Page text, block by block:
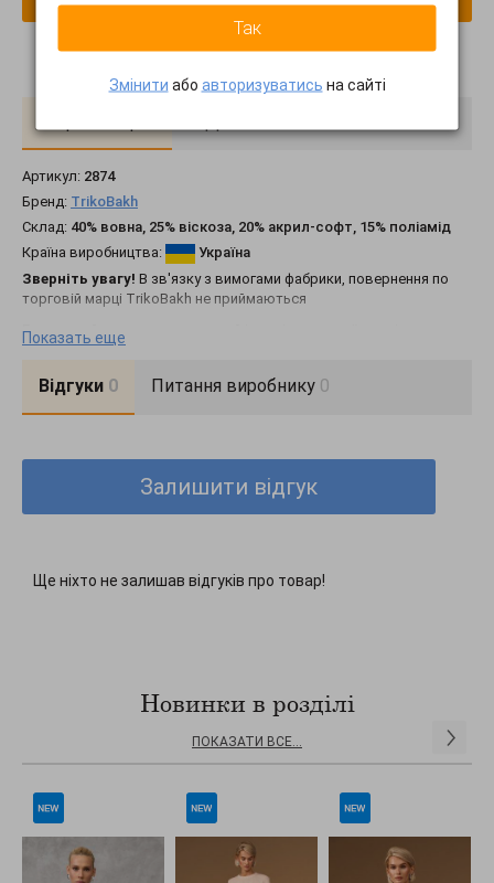
Артикул: 2874
Бренд: TrikoBakh
Склад: 40% вовна, 25% віскоза, 20% акрил-софт, 15% поліамід
Країна виробництва:
Україна
Зверніть увагу! В зв'язку з вимогами фабрики, повернення по
торговій марці TrikoBakh не приймаються
Елегантний светр виготовлений із напіввовняної пряжі, у
гладкому плетінні середньої щільності. Високий комір-хомут
видовжує силует.
Довжина 61 - 64 см (+- 2 см).
Довжина рукава 53 см + ширина плеча 15 - 17 см.
Показать еще
Відгуки 0 Питання виробнику 0
Залишити відгук
Ще ніхто не залишав відгуків про товар!
Новинки в розділі
ПОКАЗАТИ ВСЕ...
Так
Змінити або авторизуватись на сайті